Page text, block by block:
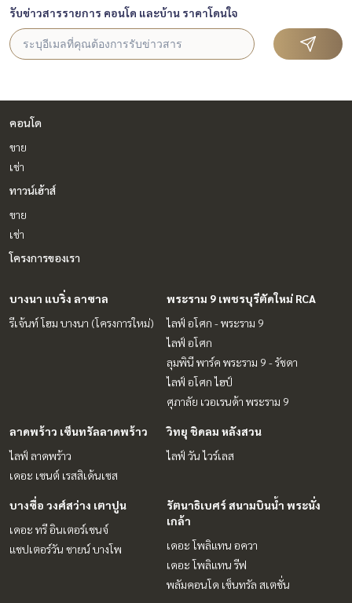
รับข่าวสารรายการ คอนโด และบ้าน ราคาโดนใจ
คอนโด
ขาย
เช่า
ทาวน์เฮ้าส์
ขาย
เช่า
โครงการของเรา
บางนา แบริ่ง ลาซาล
รีเจ้นท์ โฮม บางนา (โครงการใหม่)
พระราม 9 เพชรบุรีตัดใหม่ RCA
ไลฟ์ อโศก - พระราม 9
ไลฟ์ อโศก
ลุมพินี พาร์ค พระราม 9 - รัชดา
ไลฟ์ อโศก ไฮป์
ศุภาลัย เวอเรนด้า พระราม 9
ลาดพร้าว เซ็นทรัลลาดพร้าว
ไลฟ์ ลาดพร้าว
เดอะ เซนต์ เรสสิเด้นเซส
วิทยุ ชิดลม หลังสวน
ไลฟ์ วัน ไวร์เลส
บางซื่อ วงศ์สว่าง เตาปูน
เดอะ ทรี อินเตอร์เชนจ์
แชปเตอร์วัน ชายน์ บางโพ
รัตนาธิเบศร์ สนามบินน้ำ พระนั่ง
เกล้า
เดอะ โพลิแทน อควา
เดอะ โพลิแทน รีฟ
พลัมคอนโด เซ็นทรัล สเตชั่น